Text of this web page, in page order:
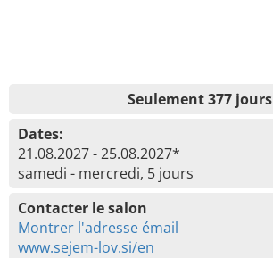
Seulement 377 jours
Dates:
21.08.2027 - 25.08.2027*
samedi - mercredi, 5 jours
Contacter le salon
Montrer l'adresse émail
www.sejem-lov.si/en